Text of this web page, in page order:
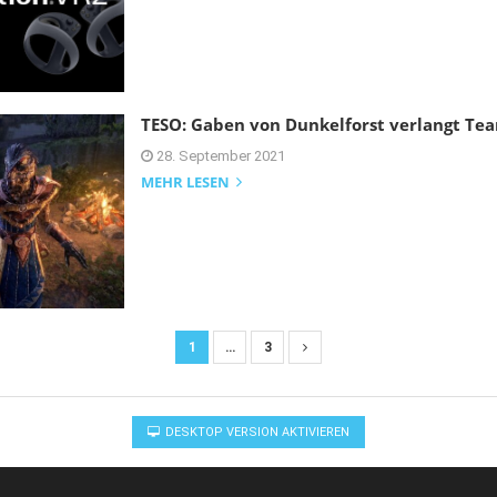
TESO: Gaben von Dunkelforst verlangt
28. September 2021
MEHR LESEN
1 … 3
DESKTOP VERSION AKTIVIEREN